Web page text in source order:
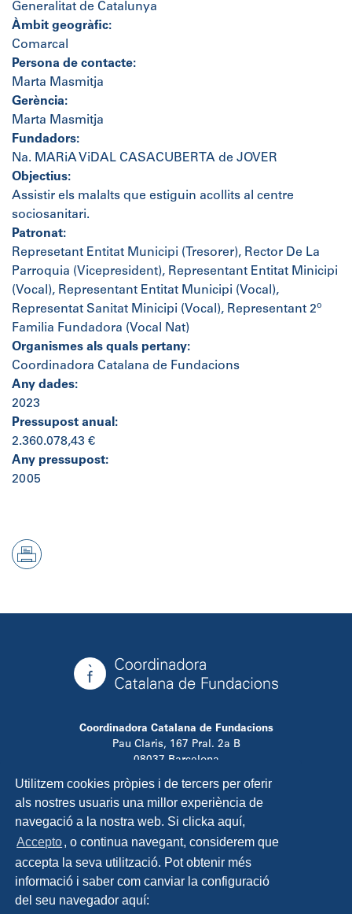
Utilitzem cookies pròpies i de tercers per oferir
als nostres usuaris una millor experiència de
navegació a la nostra web. Si clicka aquí,
Accepto, o continua navegant, considerem que
accepta la seva utilització. Pot obtenir més
informació i saber com canviar la configuració
del seu navegador aquí:
Generalitat de Catalunya
Àmbit geogràfic:
Comarcal
Persona de contacte:
Marta Masmitja
Gerència:
Marta Masmitja
Fundadors:
Na. MARiA ViDAL CASACUBERTA de JOVER
Objectius:
Assistir els malalts que estiguin acollits al centre
sociosanitari.
Patronat:
Represetant Entitat Municipi (Tresorer), Rector De La
Parroquia (Vicepresident), Representant Entitat Minicipi
(Vocal), Representant Entitat Municipi (Vocal),
Representat Sanitat Minicipi (Vocal), Representant 2º
Familia Fundadora (Vocal Nat)
Organismes als quals pertany:
Coordinadora Catalana de Fundacions
Any dades:
2023
Pressupost anual:
2.360.078,43 €
Any pressupost:
2005
Coordinadora Catalana de Fundacions
Pau Claris, 167 Pral. 2a B
08037 Barcelona
T. 934 881 480
info@ccfundacions.cat
Contacta
Política de privadesa